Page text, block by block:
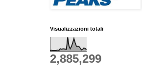
Visualizzazioni totali
2,885,299